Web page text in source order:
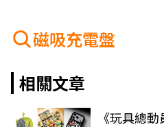
磁吸充電盤
相關文章
《玩具總